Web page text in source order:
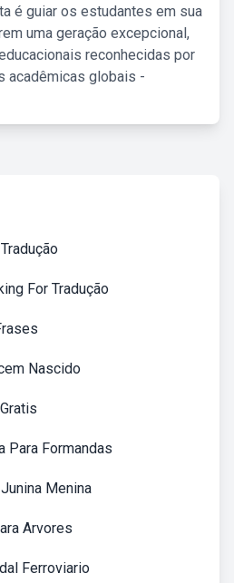
é guiar os estudantes em sua
uma geração excepcional,
reconhecidas por
acadêmicas globais -
For Tradução
Nascido
Para Formandas
Menina
Arvores
Ferroviario